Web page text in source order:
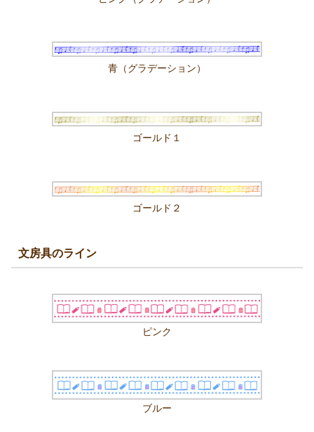
青（グラデーション）
ゴールド１
ゴールド２
文房具のライン
ピンク
ブルー